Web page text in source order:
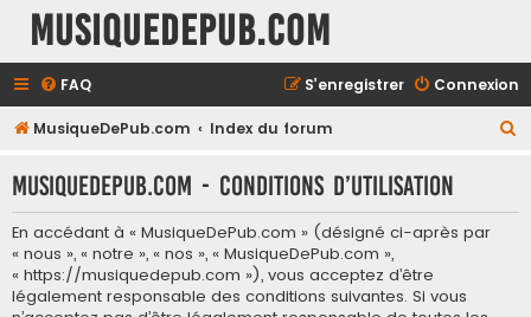
MusiqueDePub.com
FAQ Connexion
S’enregistrer
MusiqueDePub.com Index du forum
h
MusiqueDePub.com - Conditions d’utilisation
En accédant à « MusiqueDePub.com » (désigné ci-après par
« nous », « notre », « nos », « MusiqueDePub.com »,
« https://musiquedepub.com »), vous acceptez d’être
légalement responsable des conditions suivantes. Si vous